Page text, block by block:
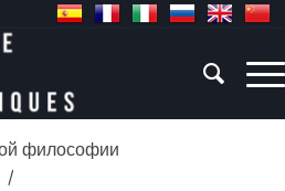
философии
/